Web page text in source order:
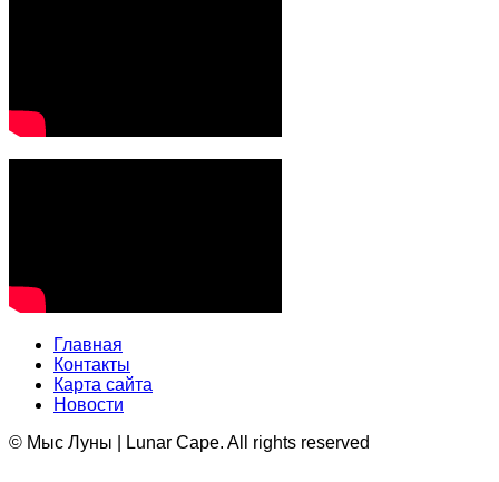
Главная
Контакты
Карта сайта
Новости
© Мыс Луны | Lunar Cape. All rights reserved